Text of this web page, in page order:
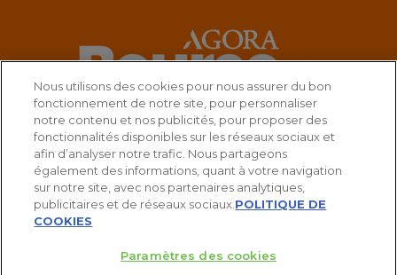
Nous utilisons des cookies pour nous assurer du bon
fonctionnement de notre site, pour personnaliser
notre contenu et nos publicités, pour proposer des
fonctionnalités disponibles sur les réseaux sociaux et
afin d’analyser notre trafic. Nous partageons
également des informations, quant à votre navigation
sur notre site, avec nos partenaires analytiques,
publicitaires et de réseaux sociaux. POLITIQUE DE
COOKIES
Paramètres des cookies